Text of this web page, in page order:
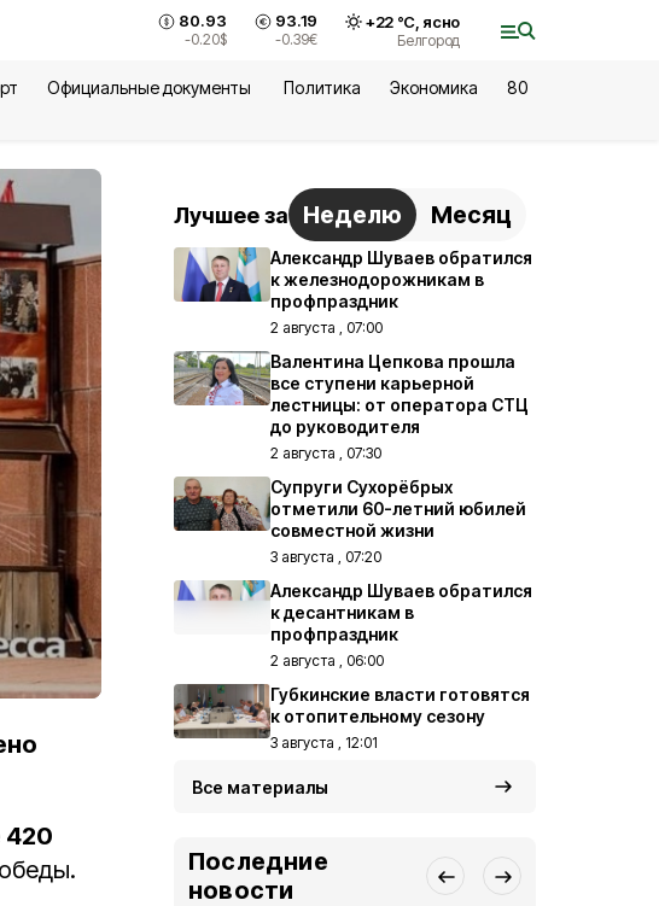
80.93
-0.20$
93.19
-0.39€
+22°С, ясно
Белгород
Официальные документы Политика Экономика
80
420
Лучшее за Неделю Месяц
Александр Шуваев обратился
к железнодорожникам в
профпраздник
2 августа , 07:00
Валентина Цепкова прошла
все ступени карьерной
лестницы: от оператора СТЦ
до руководителя
2 августа , 07:30
Супруги Сухорёбрых
отметили 60-летний юбилей
совместной жизни
3 августа , 07:20
Александр Шуваев обратился
к десантникам в
профпраздник
2 августа , 06:00
Губкинские власти готовятся
к отопительному сезону
3 августа , 12:01
Все материалы
Последние
новости